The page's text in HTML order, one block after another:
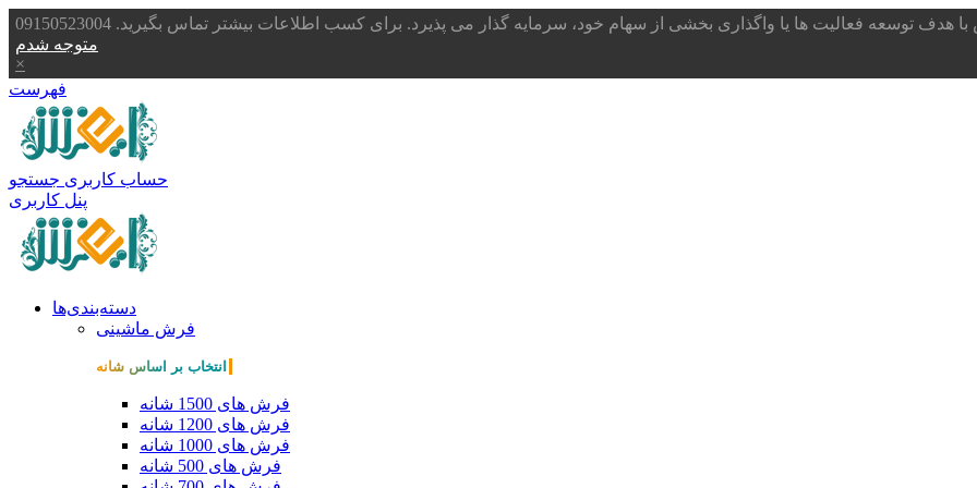
با هدف توسعه فعالیت ها یا واگذاری بخشی از سهام خود، سرمایه گذار می پذیرد. برای کسب اطلاعات بیشتر تماس بگیرید. 09150523004
متوجه شدم
×
فهرست
حساب کاربری جستجو
پنل کاربری
دسته‌بندی‌ها
فرش ماشینی
انتخاب بر اساس شانه
فرش های 1500 شانه
فرش های 1200 شانه
فرش های 1000 شانه
فرش های 500 شانه